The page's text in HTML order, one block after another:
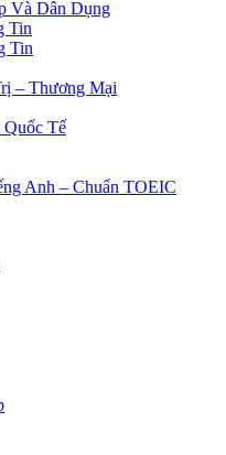
Và Dân Dụng
Tin
Tin
– Thương Mại
Tế
Anh – Chuẩn TOEIC